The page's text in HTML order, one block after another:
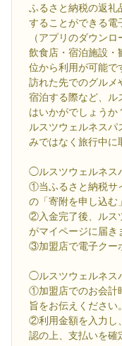
ふるさと納税の返礼
することができる電
（アプリのダウン
飲食店・宿泊施設・
位から利用が可能で
訪れた先でのグルメ
宿泊する際など、ル
はいかがでしょうか
ルスツウェルネス
みではなく旅行中に
◯ルスツウェルネス
①当ふるさと納税サ
の「寄附を申し込む
②入金完了後、ルス
がマイページに届き
③加盟店で電子クー
◯ルスツウェルネス
①加盟店でのお会計
旨をお伝えください。
②利用金額を入力し
認の上、支払いを確